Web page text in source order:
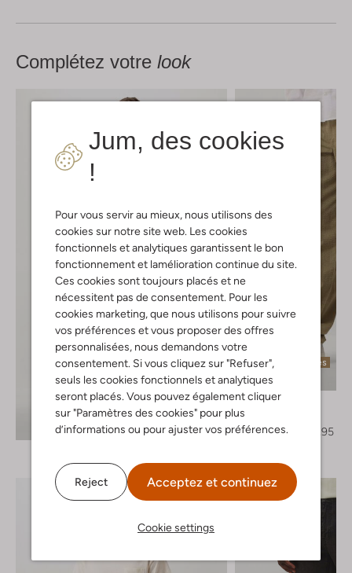
Jum, des cookies
!
Pour vous servir au mieux, nous utilisons des
cookies sur notre site web. Les cookies
fonctionnels et analytiques garantissent le bon
fonctionnement et lamélioration continue du site.
Ces cookies sont toujours placés et ne
nécessitent pas de consentement. Pour les
cookies marketing, que nous utilisons pour suivre
vos préférences et vous proposer des offres
personnalisées, nous demandons votre
consentement. Si vous cliquez sur "Refuser",
seuls les cookies fonctionnels et analytiques
seront placés. Vous pouvez également cliquer
sur "Paramètres des cookies" pour plus
d’informations ou pour ajuster vos préférences.
Reject Acceptez et continuez
Cookie settings
Complétez votre look
Découvrez le look
Dernières pièces
-30%
Forét
€ 119,95
€ 83,95